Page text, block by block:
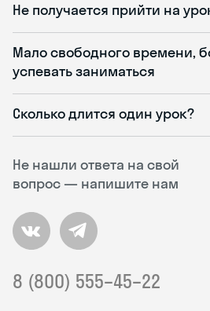
Не нашли ответа на свой
вопрос — напишите нам
8 (800) 555–45–22
Не получается прийти на
Мало свободного времени,
успевать заниматься
Сколько длится один урок?